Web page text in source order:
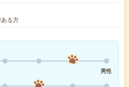
る方
男性